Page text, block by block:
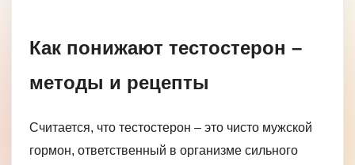
Как понижают тестостерон –
методы и рецепты
Считается, что тестостерон – это чисто мужской
гормон, ответственный в организме сильного